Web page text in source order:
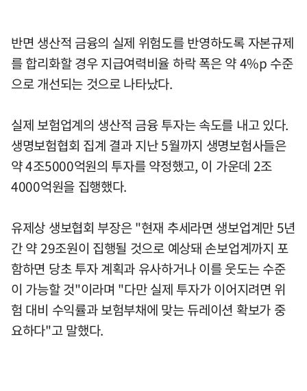
반면 생산적 금융의 실제 위험도를 반영하도록 자본규제
를 합리화할 경우 지급여력비율 하락 폭은 약 4%p 수준
으로 개선되는 것으로 나타났다.
실제 보험업계의 생산적 금융 투자는 속도를 내고 있다.
생명보험협회 집계 결과 지난 5월까지 생명보험사들은
약 4조5000억원의 투자를 약정했고, 이 가운데 2조
4000억원을 집행했다.
유제상 생보협회 부장은 "현재 추세라면 생보업계만 5년
간 약 29조원이 집행될 것으로 예상돼 손보업계까지 포
함하면 당초 투자 계획과 유사하거나 이를 웃도는 수준
이 가능할 것"이라며 "다만 실제 투자가 이어지려면 위
험 대비 수익률과 보험부채에 맞는 듀레이션 확보가 중
요하다"고 말했다.